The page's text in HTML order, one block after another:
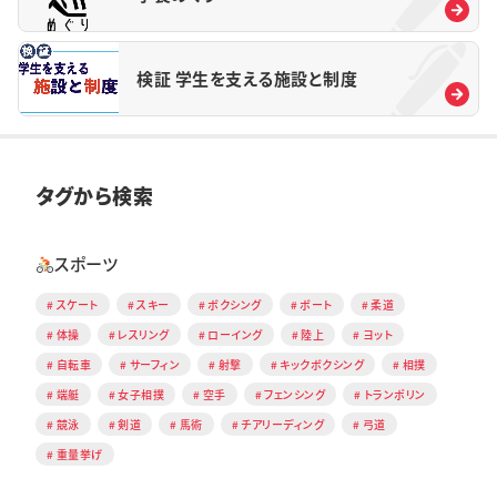
検証 学生を支える施設と制度
タグから検索
スポーツ
スケート スキー ボクシング ボート
柔道
体操
レスリング ローイング 陸上
ヨット
自転車
サーフィン 射撃 キックボクシング
相撲
端艇
女子相撲 空手 フェンシング
トランポリン
競泳
剣道 馬術 チアリーディング
弓道
重量挙げ